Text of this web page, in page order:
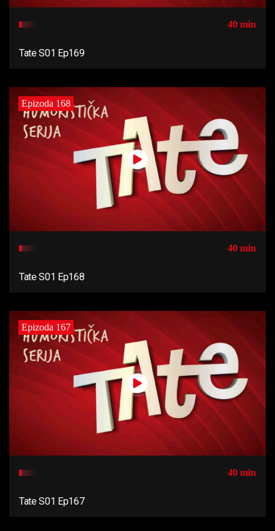
40 min
Tate S01 Ep169
Epizoda 168
40 min
Tate S01 Ep168
Epizoda 167
40 min
Tate S01 Ep167